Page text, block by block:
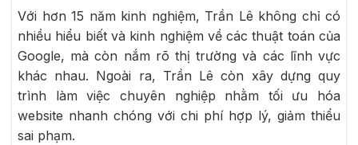
Với hơn 15 năm kinh nghiệm, Trần Lê không chỉ có
nhiều hiểu biết và kinh nghiệm về các thuật toán của
Google, mà còn nắm rõ thị trường và các lĩnh vực
khác nhau. Ngoài ra, Trần Lê còn xây dựng quy
trình làm việc chuyên nghiệp nhằm tối ưu hóa
website nhanh chóng với chi phí hợp lý, giảm thiểu
sai phạm.